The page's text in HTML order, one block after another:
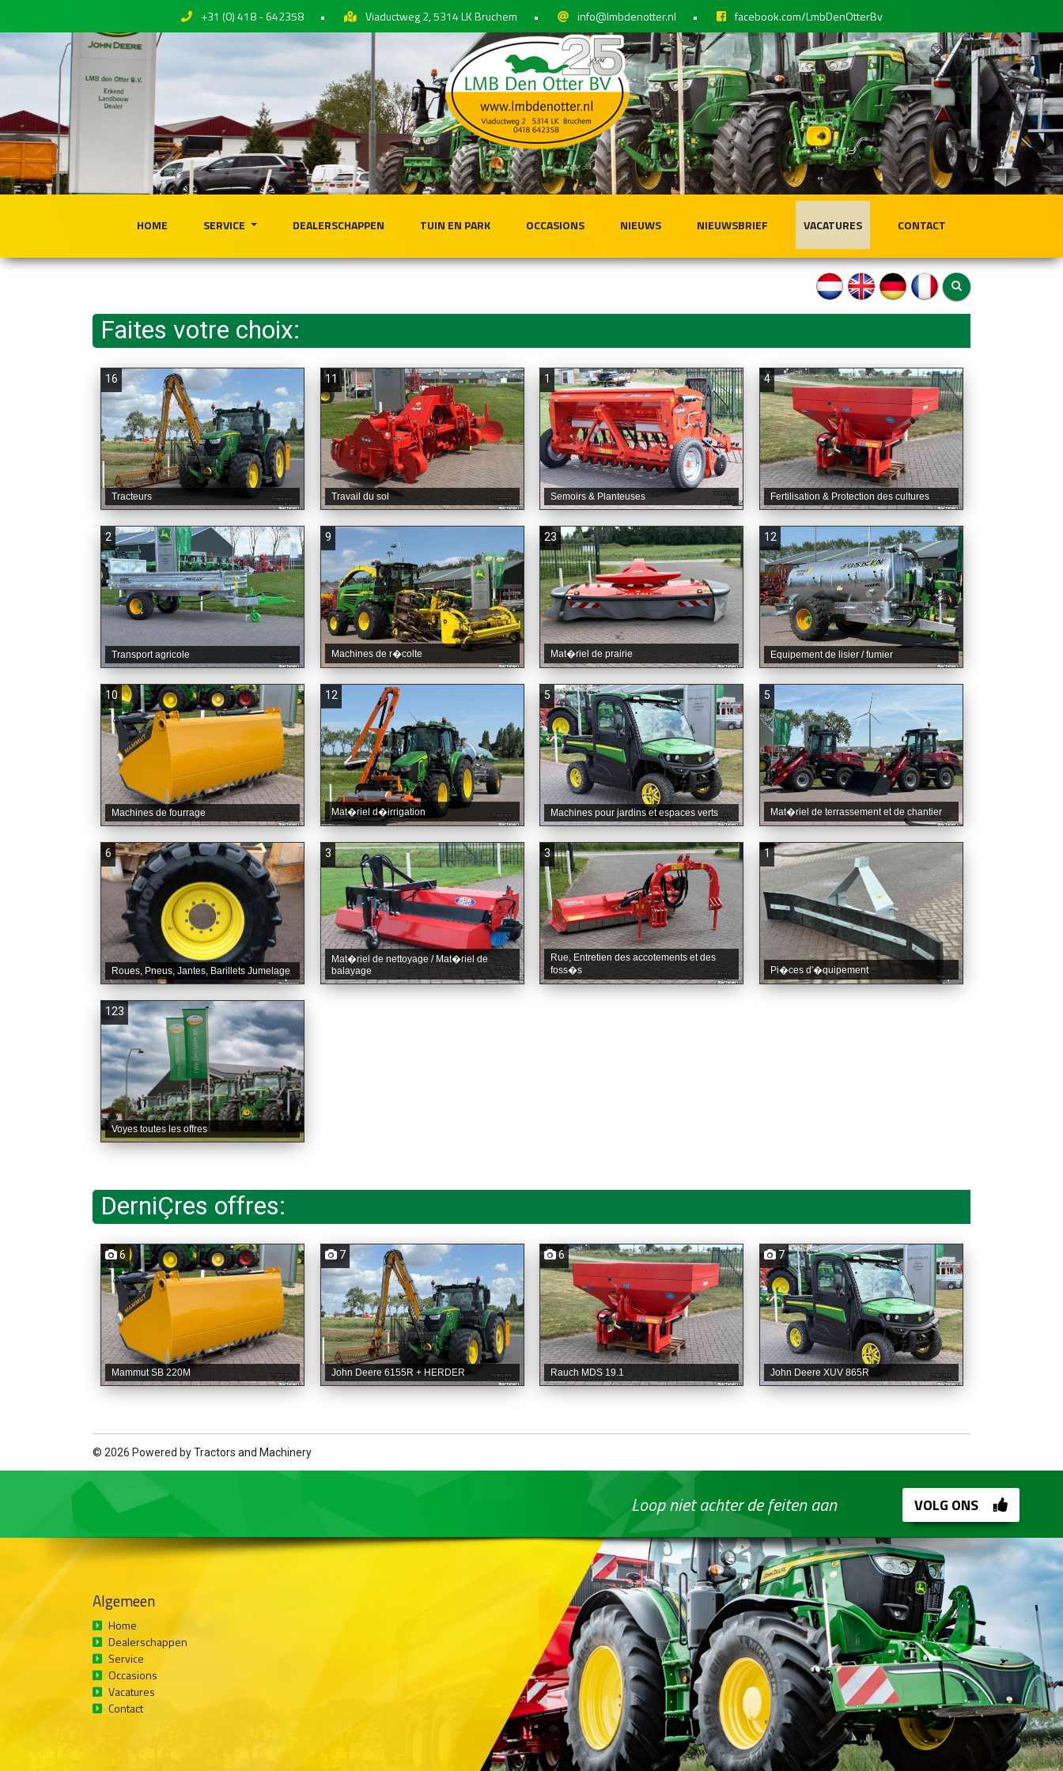
+31 (0) 418 - 642358 • Viaductweg 2, 5314 LK Bruchem • info@lmbdenotter.nl • facebook.com/LmbDenOtterBv
HOME SERVICE DEALERSCHAPPEN TUIN EN PARK OCCASIONS NIEUWS NIEUWSBRIEF VACATURES CONTACT
Faites votre choix:
16
Tracteurs
11
Travail du sol
1
Semoirs & Planteuses
4
Fertilisation & Protection des cultures
2
Transport agricole
9
Machines de r�colte
23
Mat�riel de prairie
12
Equipement de lisier / fumier
10
Machines de fourrage
12
Mat�riel d�irrigation
5
Machines pour jardins et espaces verts
5
Mat�riel de terrassement et de chantier
6
Roues, Pneus, Jantes, Barillets Jumelage
3
Mat�riel de nettoyage / Mat�riel de
balayage
3
Rue, Entretien des accotements et des
foss�s
1
Pi�ces d'�quipement
123
Voyes toutes les offres
DerniÇres offres:
6
Mammut SB 220M
7
John Deere 6155R + HERDER
6
Rauch MDS 19.1
7
John Deere XUV 865R
© 2026 Powered byTractors and Machinery
VOLG ONS
Loop niet achter de feiten aan
Algemeen
Home
Dealerschappen
Service
Occasions
Vacatures
Contact